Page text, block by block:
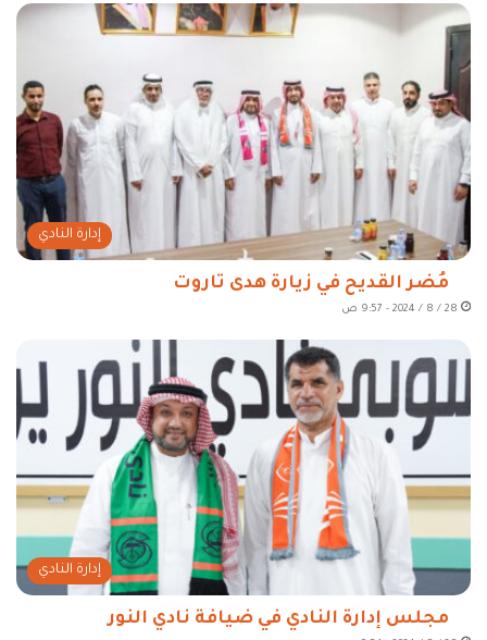
إدارة النادي
مُضر القديح في زيارة هدى تاروت
28 / 8 / 2024 - 9:57 ص
إدارة النادي
مجلس إدارة النادي في ضيافة نادي النور